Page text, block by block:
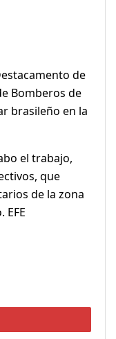
de
Bomberos de
brasileño en la
el trabajo,
que
de la zona